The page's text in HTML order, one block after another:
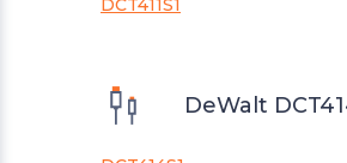
DCT411S1
DeWalt